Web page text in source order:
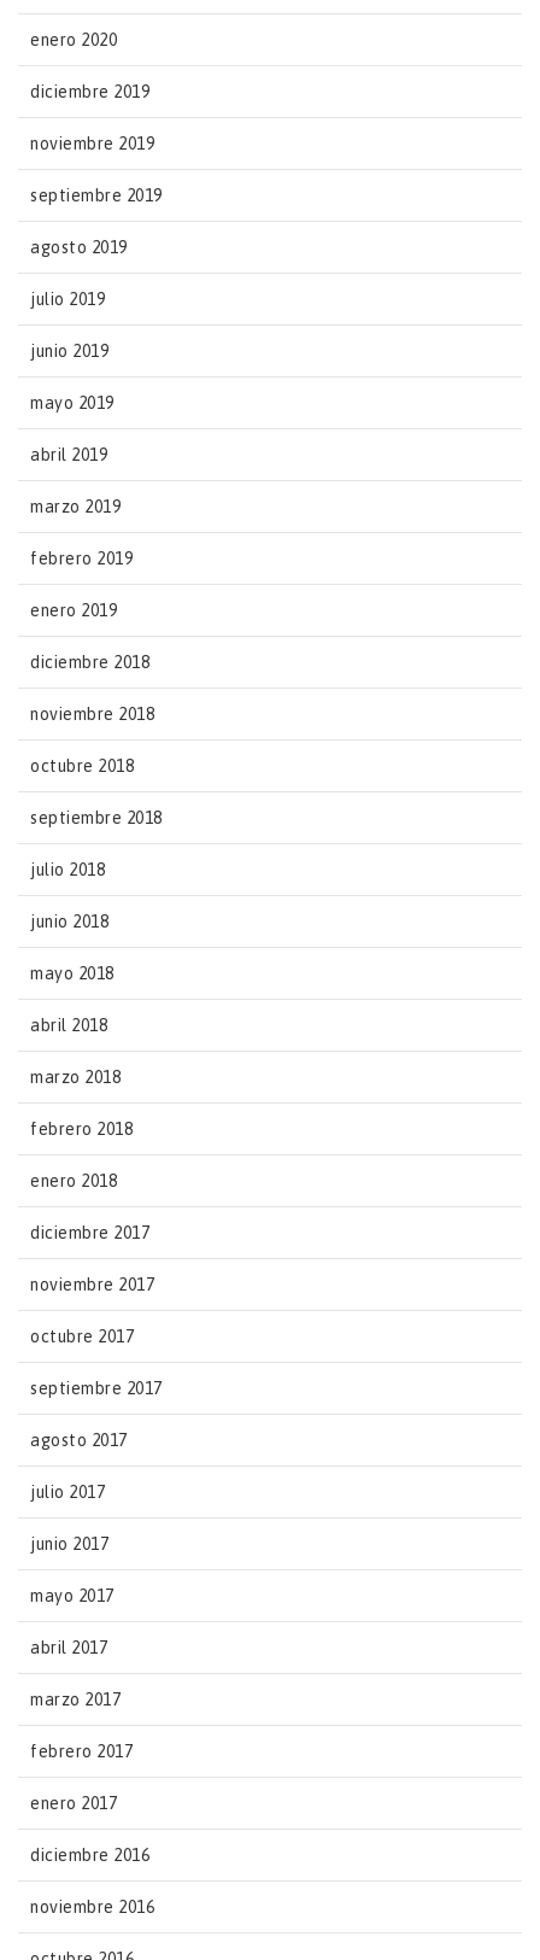
enero 2020
diciembre 2019
noviembre 2019
septiembre 2019
agosto 2019
julio 2019
junio 2019
mayo 2019
abril 2019
marzo 2019
febrero 2019
enero 2019
diciembre 2018
noviembre 2018
octubre 2018
septiembre 2018
julio 2018
junio 2018
mayo 2018
abril 2018
marzo 2018
febrero 2018
enero 2018
diciembre 2017
noviembre 2017
octubre 2017
septiembre 2017
agosto 2017
julio 2017
junio 2017
mayo 2017
abril 2017
marzo 2017
febrero 2017
enero 2017
diciembre 2016
noviembre 2016